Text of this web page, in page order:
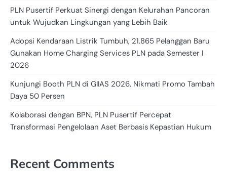
PLN Pusertif Perkuat Sinergi dengan Kelurahan Pancoran
untuk Wujudkan Lingkungan yang Lebih Baik
Adopsi Kendaraan Listrik Tumbuh, 21.865 Pelanggan Baru
Gunakan Home Charging Services PLN pada Semester I
2026
Kunjungi Booth PLN di GIIAS 2026, Nikmati Promo Tambah
Daya 50 Persen
Kolaborasi dengan BPN, PLN Pusertif Percepat
Transformasi Pengelolaan Aset Berbasis Kepastian Hukum
Recent Comments